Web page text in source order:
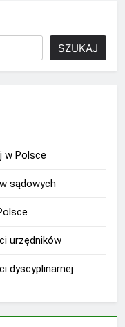
SZUKAJ
w Polsce
sądowych
urzędników
dyscyplinarnej